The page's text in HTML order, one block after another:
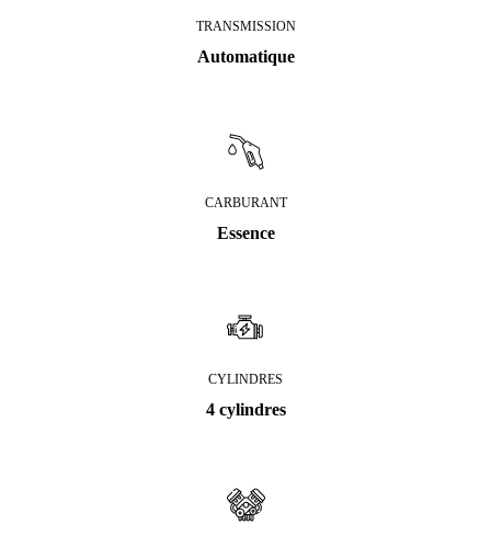
TRANSMISSION
Automatique
CARBURANT
Essence
CYLINDRES
4 cylindres